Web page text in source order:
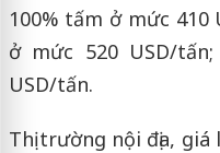
100% tấm ở mức 410
ở mức 520 USD/
USD/tấn.
Thị trường nội địa,